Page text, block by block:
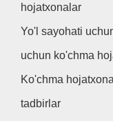
hojatxonalar
Yo'l sayohati
uchun ko'chma
Ko'chma
tadbirlar